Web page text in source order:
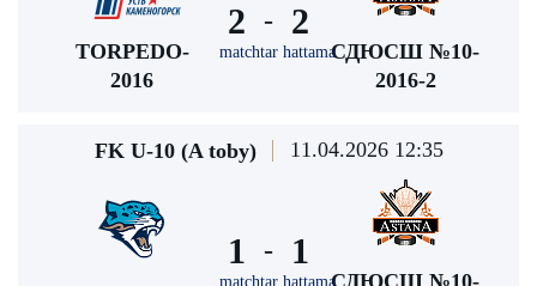
TORPEDO-
2016
2 -
matchtar hattama
2
СДЮСШ №10-
2016-2
FK U-10 (A toby) 11.04.2026 12:35
1 -
matchtar hattama
1
СДЮСШ №10-